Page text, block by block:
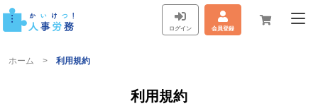
ログイン 会員登録
ホーム 利用規約
利用規約